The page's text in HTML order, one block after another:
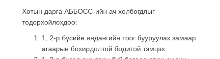
Хотын дарга АББОСС-ийн ач холбогдлыг
тодорхойлохдоо:
1, 2-р бүсийн яндангийн тоог бууруулах замаар
агаарын бохирдолтой бодитой тэмцэх